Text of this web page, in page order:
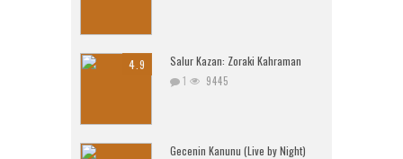
4.9 Salur Kazan: Zoraki Kahraman
1 9445
Gecenin Kanunu (Live by Night)